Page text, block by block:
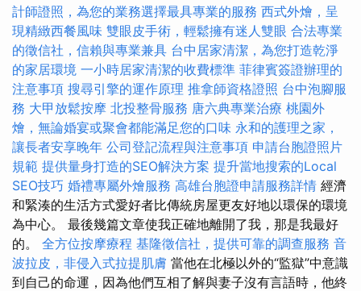
計師證照，為您的業務選擇最具專業的服務 西式外燴，呈
現精緻西餐風味 雙眼皮手術，輕鬆擁有迷人雙眼 合法專業
的徵信社，信賴與專業兼具 台中居家清潔，為您打造乾淨
的家居環境 一小時居家清潔的收費標準 菲律賓簽證辦理的
注意事項 搜尋引擎的運作原理 推拿師資格證照 台中泡腳服
務 大甲放鬆按摩 北投整骨服務 唐六典專業治療 桃園外
燴，無論婚宴或聚會都能滿足您的口味 永和的護理之家，
讓長者安享晚年 公司登記流程與注意事項 申請台胞證照片
規範 提供量身打造的SEO解決方案 提升當地搜索的Local
SEO技巧 婚禮專屬外燴服務 高雄台胞證申請服務詳情 經濟
和緊湊的生活方式愛好者比傳統房屋更友好地以環保的環境
為中心。 最後幾篇文章使我正確地離開了我，那是我最好
的。 全方位按摩療程 基隆徵信社，提供可靠的調查服務 音
波拉皮，非侵入式拉提肌膚 當他在北極以外的“監獄”中意識
到自己的命運，因為他們互相了解與妻子沒有言語時，他終